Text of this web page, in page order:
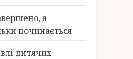
а
починається
дитячих